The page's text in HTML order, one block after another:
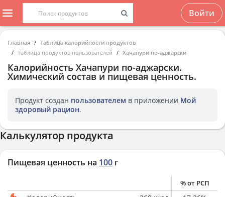
Войти
Главная
Таблица калорийности продуктов
Таблица продуктов пользователей
Хачапури по-аджарски
Калорийность Хачапури по-аджарски.
Химический состав и пищевая ценность.
Продукт создан пользователем в приложении Мой
здоровый рацион.
Калькулятор продукта
Пищевая ценность на 100 г
% от РСП